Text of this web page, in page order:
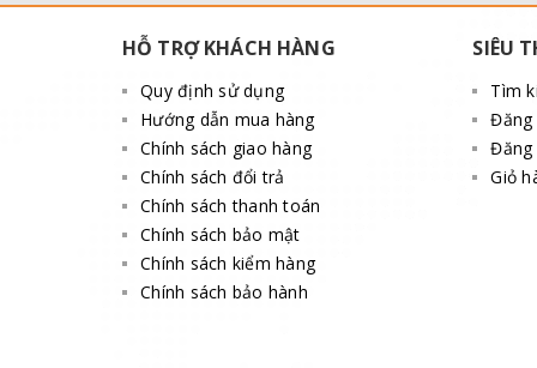
HỖ TRỢ KHÁCH HÀNG
Quy định sử dụng
Hướng dẫn mua hàng
Chính sách giao hàng
Chính sách đổi trả
Chính sách thanh toán
Chính sách bảo mật
Chính sách kiểm hàng
Chính sách bảo hành
SIÊU
Tìm
Đăng
Đăng
Giỏ